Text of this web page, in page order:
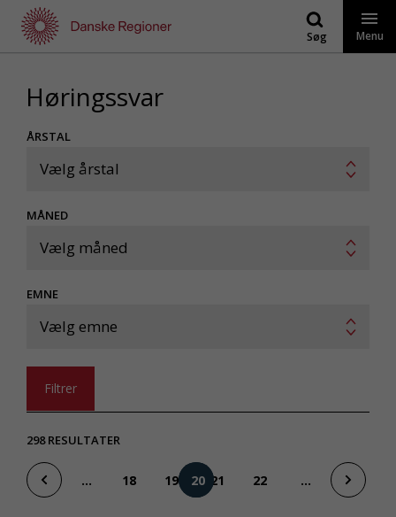
indhold
Søg Menu
Høringssvar
ÅRSTAL
Vælg årstal
MÅNED
Vælg måned
EMNE
Vælg emne
298RESULTATER
... 18 19 20 21 22 ...